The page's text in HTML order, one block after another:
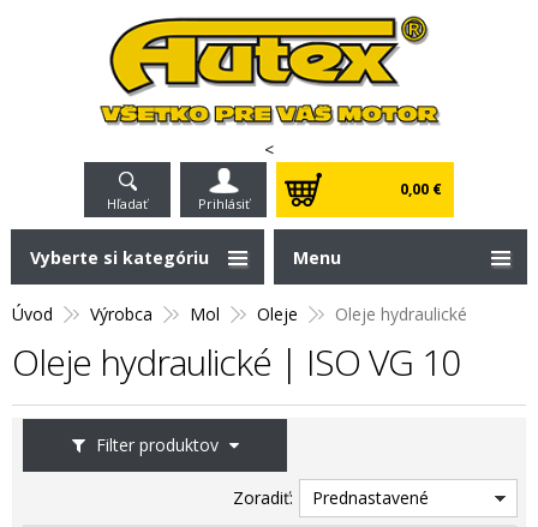
<
Hľadať Prihlásiť
0,00 €
Úvod Výrobca Mol Oleje Oleje hydraulické
Oleje hydraulické | ISO VG 10
Filter produktov
Zoradiť: Prednastavené
Vyberte si kategóriu Menu